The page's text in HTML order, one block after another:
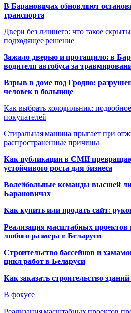
В Барановичах обновляют
транспорта
Двери без лишнего: что такое
подходящее решение
Зажало дверью и протащило: в
водителя автобуса за
Взрыв в доме под Гродно:
человек в больнице
Как выбрать холодильник:
покупателей
Стиральная машина прыгает при
распространенные причины
Как публикации в СМИ
устойчивого роста для бизнеса
Волейбольные команды высшей
Барановичах
Как купить или продать сайт:
Реализация масштабных проектов
любого размера в Беларуси
Строительство бассейнов и
цикл работ в Беларуси
Как заказать строительство
В фокусе
Реализация масштабных проектов